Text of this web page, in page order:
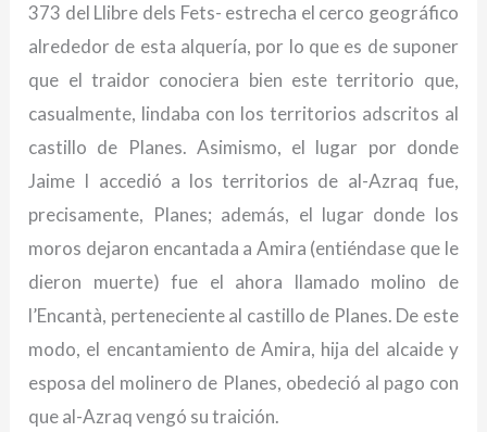
373 del Llibre dels Fets- estrecha el cerco geográfico
alrededor de esta alquería, por lo que es de suponer
que el traidor conociera bien este territorio que,
casualmente, lindaba con los territorios adscritos al
castillo de Planes. Asimismo, el lugar por donde
Jaime I accedió a los territorios de al-Azraq fue,
precisamente, Planes; además, el lugar donde los
moros dejaron encantada a Amira (entiéndase que le
dieron muerte) fue el ahora llamado molino de
l’Encantà, perteneciente al castillo de Planes. De este
modo, el encantamiento de Amira, hija del alcaide y
esposa del molinero de Planes, obedeció al pago con
que al-Azraq vengó su traición.